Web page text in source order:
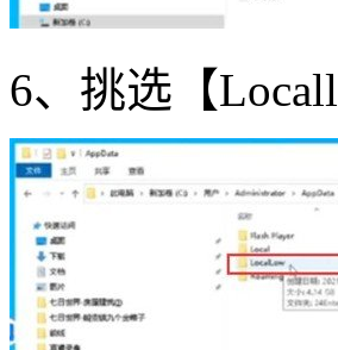
6、挑选【